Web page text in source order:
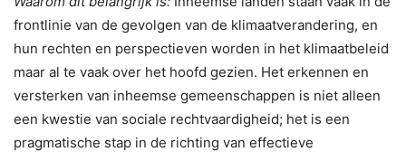
frontlinie van de gevolgen van de klimaatverandering, en
hun rechten en perspectieven worden in het klimaatbeleid
maar al te vaak over het hoofd gezien. Het erkennen en
versterken van inheemse gemeenschappen is niet alleen
een kwestie van sociale rechtvaardigheid; het is een
pragmatische stap in de richting van effectieve